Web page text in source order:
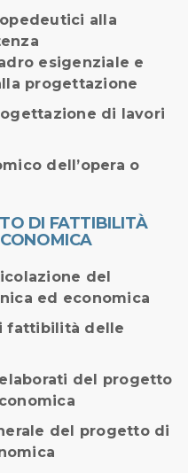
alla
esigenziale e
progettazione
di lavori
dell’opera o
DI FATTIBILITÀ
del
ed economica
fattibilità delle
del progetto
del progetto di